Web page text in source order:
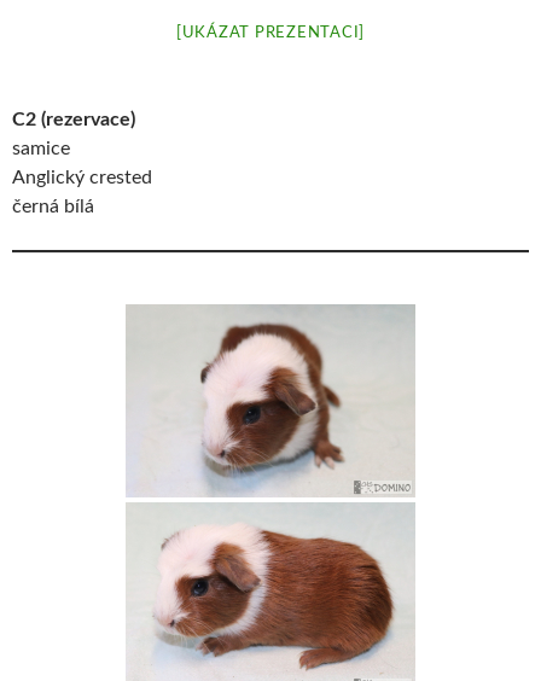
[UKÁZAT PREZENTACI]
C2 (rezervace)
samice
Anglický crested
černá bílá